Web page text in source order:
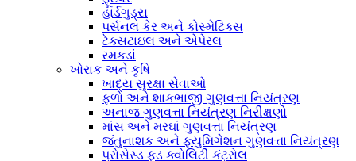
હાર્ડગુડ્સ
પર્સનલ કેર અને કોસ્મેટિક્સ
ટેક્સટાઇલ અને એપેરલ
રમકડાં
ખોરાક અને કૃષિ
ખાદ્ય સુરક્ષા સેવાઓ
ફળો અને શાકભાજી ગુણવત્તા નિયંત્રણ
અનાજ ગુણવત્તા નિયંત્રણ નિરીક્ષણો
માંસ અને મરઘાં ગુણવત્તા નિયંત્રણ
જંતુનાશક અને ફ્યુમિગેશન ગુણવત્તા નિયંત્રણ
પ્રોસેસ્ડ ફૂડ ક્વોલિટી કંટ્રોલ